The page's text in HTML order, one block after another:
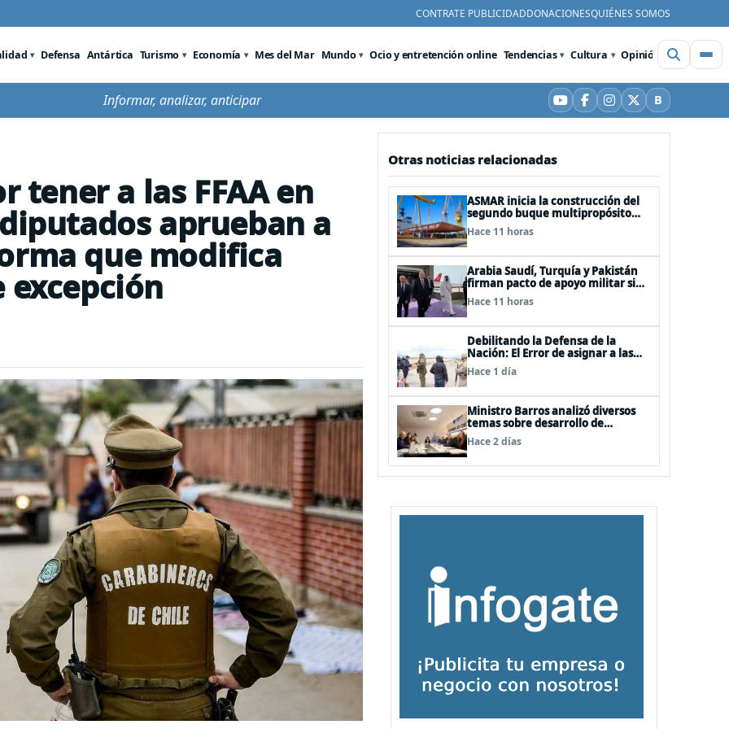
CONTRATE PUBLICIDADDONACIONESQUIÉNES SOMOS
Defensa Antártica Turismo Economía Mes del Mar Mundo Ocio y entretención online Tendencias Cultura Opinión Videos
Informar, analizar, anticipar YouTube
Facebook
Instagram
X BBluesky
tener a las FFAA en
aprueban a
que modifica
excepción
Otras noticias relacionadas
ASMAR inicia la construcción del
segundo buque multipropósito
LPD “Rapa Nui”
Hace 11 horas
Arabia Saudí, Turquía y Pakistán
firman pacto de apoyo militar si
alguno de ellos es atacado
Hace 11 horas
Debilitando la Defensa de la
Nación: El Error de asignar a las
FFAA labores policiales
Hace 1 día
Ministro Barros analizó diversos
temas sobre desarrollo de
capacidades estratégicas en
sesión del Consejo de Política
Hace 2 días